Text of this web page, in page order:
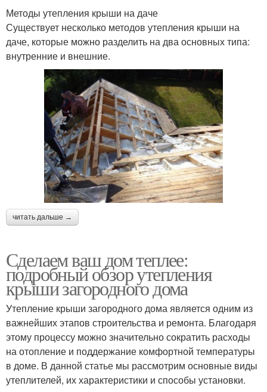
Методы утепления крыши на даче
Существует несколько методов утепления крыши на
даче, которые можно разделить на два основных типа:
внутренние и внешние.
читать дальше →
Сделаем ваш дом теплее:
подробный обзор утепления
крыши загородного дома
Утепление крыши загородного дома является одним из
важнейших этапов строительства и ремонта. Благодаря
этому процессу можно значительно сократить расходы
на отопление и поддержание комфортной температуры
в доме. В данной статье мы рассмотрим основные виды
утеплителей, их характеристики и способы установки.